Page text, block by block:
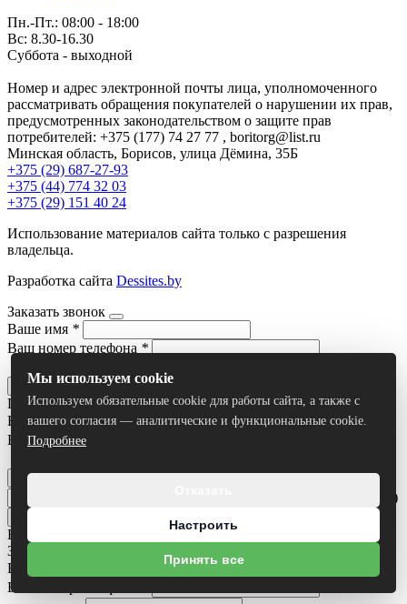
Пн.-Пт.: 08:00 - 18:00
Вс: 8.30-16.30
Суббота - выходной
Номер и адрес электронной почты лица, уполномоченного
рассматривать обращения покупателей о нарушении их прав,
предусмотренных законодательством о защите прав
потребителей: +375 (177) 74 27 77 , boritorg@list.ru
Минская область, Борисов, улица Дёмина, 35Б
+375 (29) 687-27-93
+375 (44) 774 32 03
+375 (29) 151 40 24
Использование материалов сайта только с разрешения
владельца.
Разработка сайта Dessites.by
Заказать звонок
Ваше имя *
Ваш номер телефона *
Отправить
Получить консультацию
Ваше имя*
Ваш номер телефона
Отправить
Умный поиск(тестовый режим)
Все результаты
Задать вопрос
Ваше имя
Ваш номер телефона
Мы используем cookie
Используем обязательные cookie для работы сайта, а также с
вашего согласия — аналитические и функциональные cookie.
Подробнее
Настроить
Принять все